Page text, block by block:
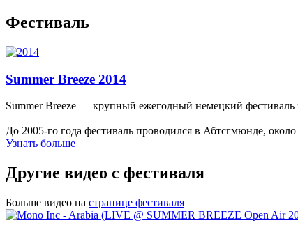
Фестиваль
Summer Breeze 2014
Summer Breeze — крупный ежегодный немецкий фестиваль
До 2005-го года фестиваль проводился в Абтсгмюнде,
Узнать больше
Другие видео с фестиваля
Больше видео на странице фестиваля